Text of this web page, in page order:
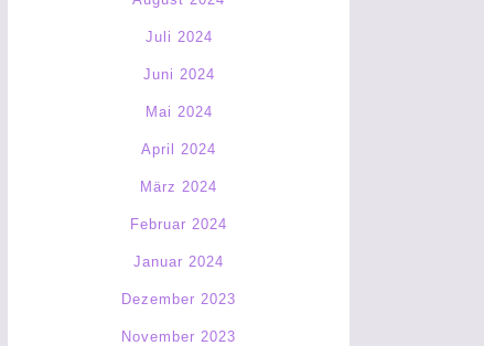
Juli 2024
Juni 2024
Mai 2024
April 2024
März 2024
Februar 2024
Januar 2024
Dezember 2023
November 2023